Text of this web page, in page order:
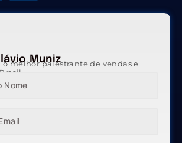
Muniz
o melhor palestrante de vendas e